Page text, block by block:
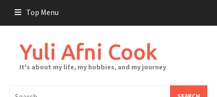
content
Top Menu
Yuli Afni Cook
It's about my life, my hobbies, and my journey